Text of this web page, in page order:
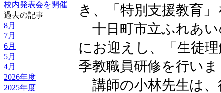
校内発表会を開催
過去の記事
8月
7月
6月
5月
4月
2026年度
2025年度
き、「特別支援教育
十日町市立ふれあい
にお迎えし、「生徒
季教職員研修を行い
講師の小林先生は、